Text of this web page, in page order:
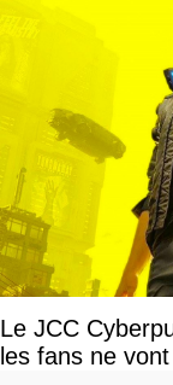
Le JCC
les fans ne